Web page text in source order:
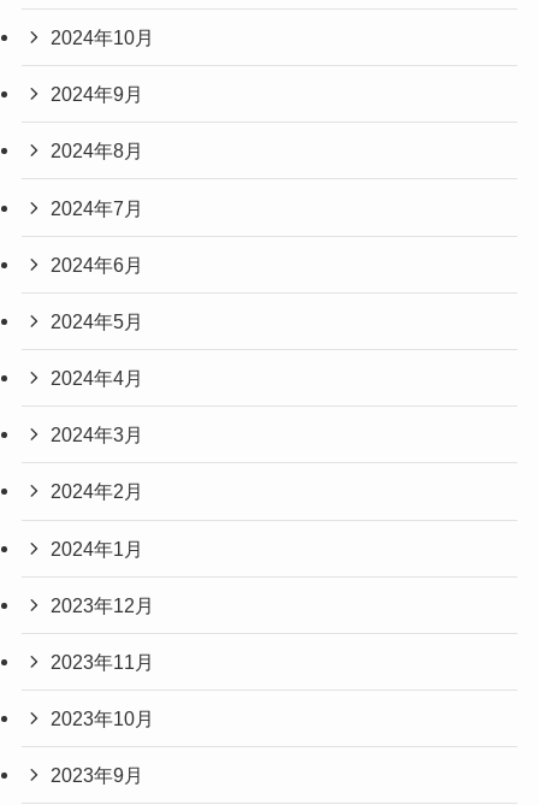
2024年10月
2024年9月
2024年8月
2024年7月
2024年6月
2024年5月
2024年4月
2024年3月
2024年2月
2024年1月
2023年12月
2023年11月
2023年10月
2023年9月